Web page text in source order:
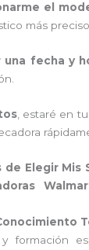
el
más preciso.
una fecha y
, estaré en tu
de Elegir Mis
formación